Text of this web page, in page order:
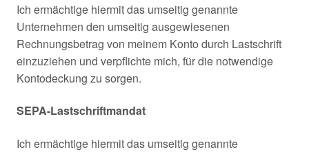
Ich ermächtige hiermit das umseitig genannte
Unternehmen den umseitig ausgewiesenen
Rechnungsbetrag von meinem Konto durch Lastschrift
einzuziehen und verpflichte mich, für die notwendige
Kontodeckung zu sorgen.
SEPA-Lastschriftmandat
Ich ermächtige hiermit das umseitig genannte